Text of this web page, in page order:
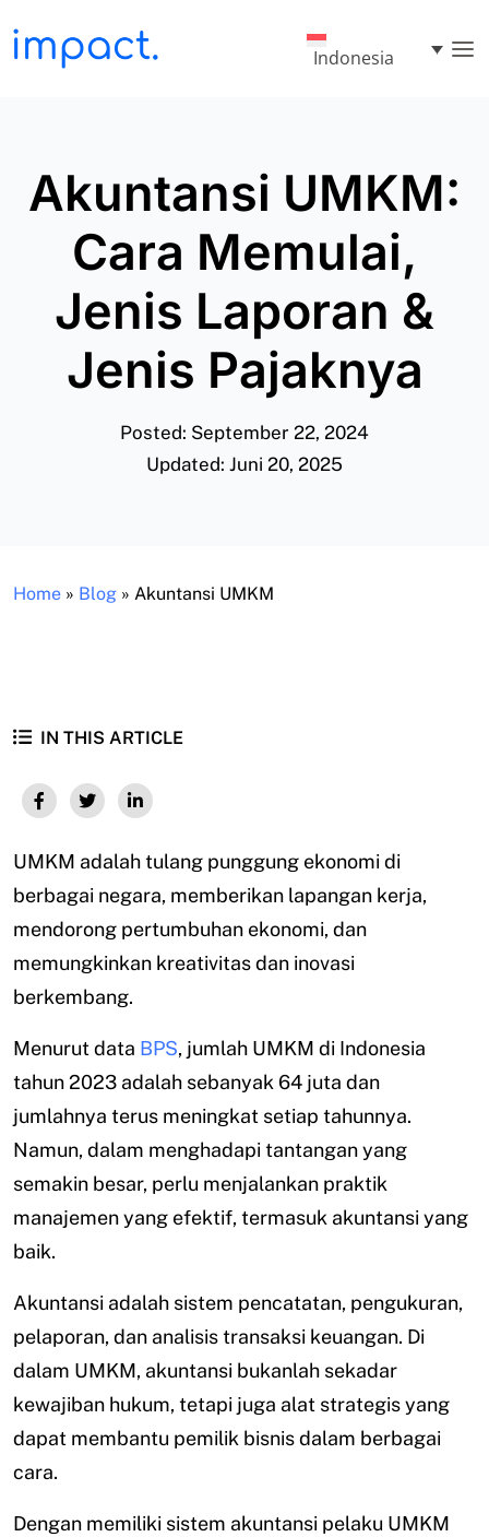
Indonesia
Akuntansi UMKM:
Cara Memulai,
Jenis Laporan &
Jenis Pajaknya
Posted: September 22, 2024
Updated: Juni 20, 2025
Home » Blog » Akuntansi UMKM
IN THIS ARTICLE
UMKM adalah tulang punggung ekonomi di
berbagai negara, memberikan lapangan kerja,
mendorong pertumbuhan ekonomi, dan
memungkinkan kreativitas dan inovasi
berkembang.
Menurut data BPS, jumlah UMKM di Indonesia
tahun 2023 adalah sebanyak 64 juta dan
jumlahnya terus meningkat setiap tahunnya.
Namun, dalam menghadapi tantangan yang
semakin besar, perlu menjalankan praktik
manajemen yang efektif, termasuk akuntansi yang
baik.
Akuntansi adalah sistem pencatatan, pengukuran,
pelaporan, dan analisis transaksi keuangan. Di
dalam UMKM, akuntansi bukanlah sekadar
kewajiban hukum, tetapi juga alat strategis yang
dapat membantu pemilik bisnis dalam berbagai
cara.
Dengan memiliki sistem akuntansi pelaku UMKM